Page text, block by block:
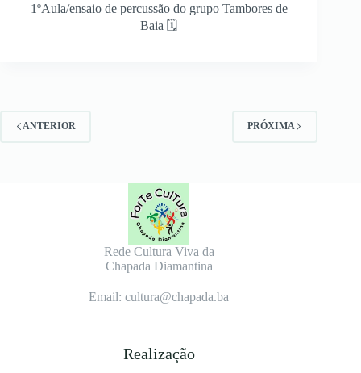
1ºAula/ensaio de percussão do grupo Tambores de
Baia 🗓
ANTERIOR PRÓXIMA
Rede Cultura Viva da
Chapada Diamantina
Email: cultura@chapada.ba
Realização